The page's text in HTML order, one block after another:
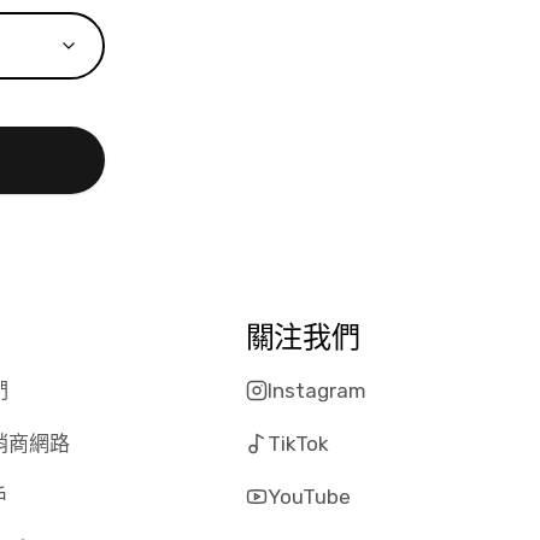
商網路
關注我們
Instagram
TikTok
YouTube